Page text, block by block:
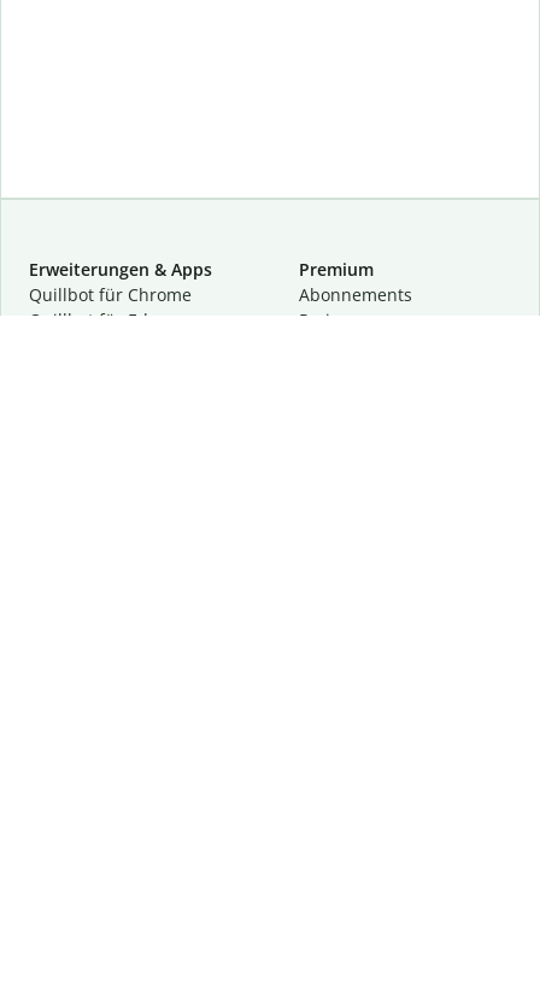
Erweiterungen & Apps
Quillbot für Chrome
Quillbot für Edge
Premium
Abon­ne­ments
Preise